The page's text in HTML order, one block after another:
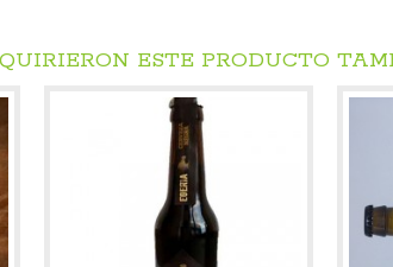
ESTE PRODUCTO